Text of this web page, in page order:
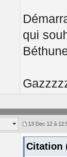
qui
13 Dec 12 à
Citation